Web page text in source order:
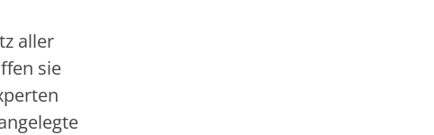
aller
sie